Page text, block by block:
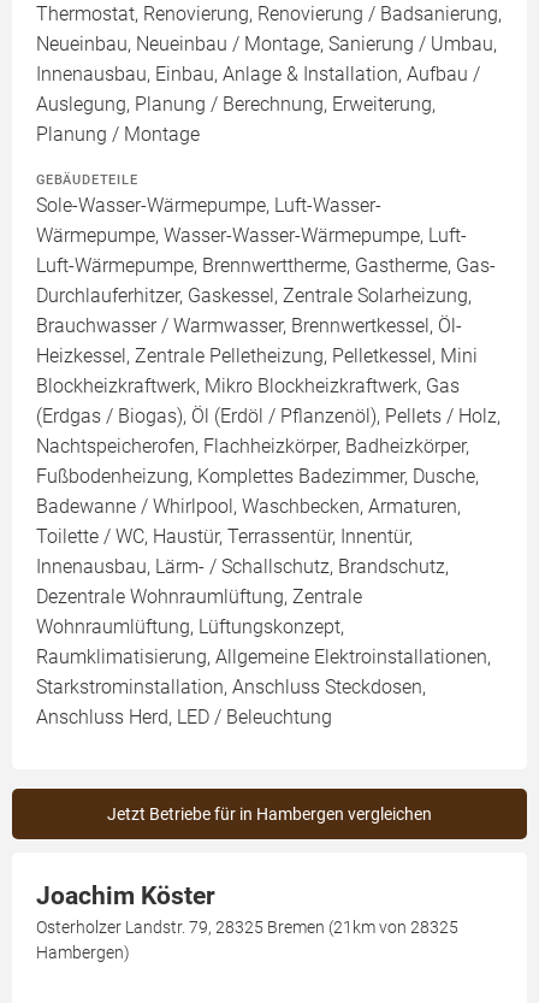
Thermostat, Renovierung, Renovierung / Badsanierung,
Neueinbau, Neueinbau / Montage, Sanierung / Umbau,
Innenausbau, Einbau, Anlage & Installation, Aufbau /
Auslegung, Planung / Berechnung, Erweiterung,
Planung / Montage
GEBÄUDETEILE
Sole-Wasser-Wärmepumpe, Luft-Wasser-
Wärmepumpe, Wasser-Wasser-Wärmepumpe, Luft-
Luft-Wärmepumpe, Brennwerttherme, Gastherme, Gas-
Durchlauferhitzer, Gaskessel, Zentrale Solarheizung,
Brauchwasser / Warmwasser, Brennwertkessel, Öl-
Heizkessel, Zentrale Pelletheizung, Pelletkessel, Mini
Blockheizkraftwerk, Mikro Blockheizkraftwerk, Gas
(Erdgas / Biogas), Öl (Erdöl / Pflanzenöl), Pellets / Holz,
Nachtspeicherofen, Flachheizkörper, Badheizkörper,
Fußbodenheizung, Komplettes Badezimmer, Dusche,
Badewanne / Whirlpool, Waschbecken, Armaturen,
Toilette / WC, Haustür, Terrassentür, Innentür,
Innenausbau, Lärm- / Schallschutz, Brandschutz,
Dezentrale Wohnraumlüftung, Zentrale
Wohnraumlüftung, Lüftungskonzept,
Raumklimatisierung, Allgemeine Elektroinstallationen,
Starkstrominstallation, Anschluss Steckdosen,
Anschluss Herd, LED / Beleuchtung
Jetzt Betriebe für in Hambergen vergleichen
Joachim Köster
Osterholzer Landstr. 79, 28325 Bremen (21km von 28325
Hambergen)